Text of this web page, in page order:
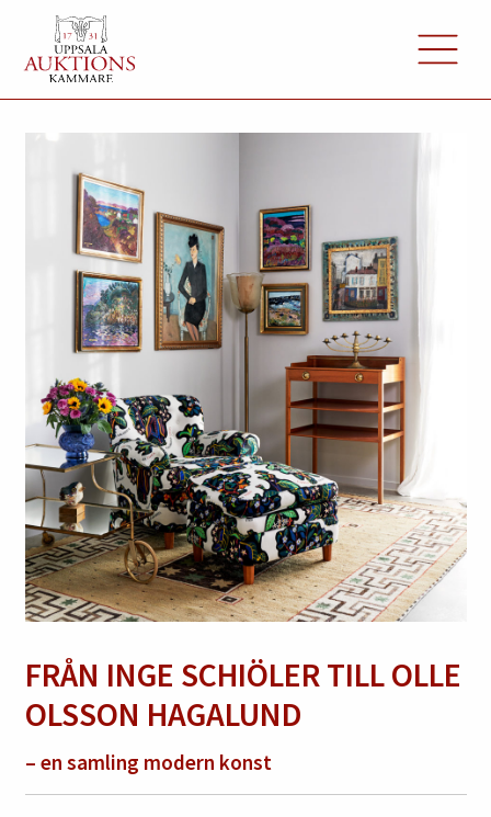
FRÅN INGE SCHIÖLERTILL OLLE
OLSSON HAGALUND
– en samling modern konst